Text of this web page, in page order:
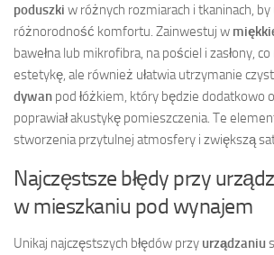
poduszki w różnych rozmiarach i tkaninach,
różnorodność komfortu. Zainwestuj w
bawełna lub mikrofibra, na pościel i zasłony,
estetykę, ale również ułatwia utrzymanie
dywan pod łóżkiem, który będzie dodatkowo
poprawiał akustykę pomieszczenia. Te
stworzenia przytulnej atmosfery i zwiększą
Najczęstsze błędy przy
w mieszkaniu pod wynajem
Unikaj najczęstszych błędów przy urządzaniu